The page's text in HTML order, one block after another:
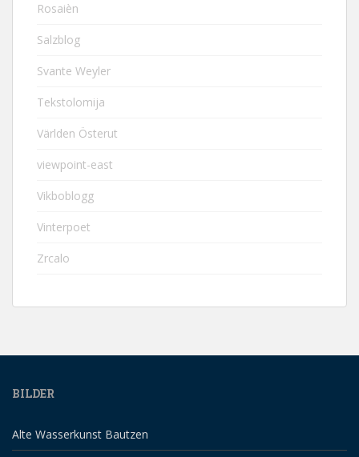
Rosaièn
Salzblog
Svante Weyler
Tekstolomija
Världen Österut
viewpoint-east
Vikboblogg
Vinterpoet
Zrcalo
BILDER
Alte Wasserkunst Bautzen